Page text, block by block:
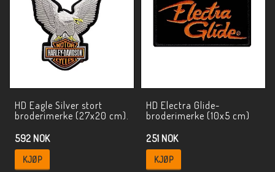
HD Eagle Silver stort
broderimerke (27x20 cm).
592 NOK
KJØP
HD Electra Glide-
broderimerke (10x5 cm)
251 NOK
KJØP